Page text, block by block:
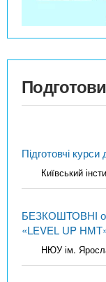
Підготовчі
Київський
БЕЗКОШТОВНІ
«LEVEL UP
НЮУ ім.